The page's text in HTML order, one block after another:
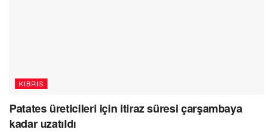
KIBRIS
Patates üreticileri için itiraz süresi çarşambaya
kadar uzatıldı